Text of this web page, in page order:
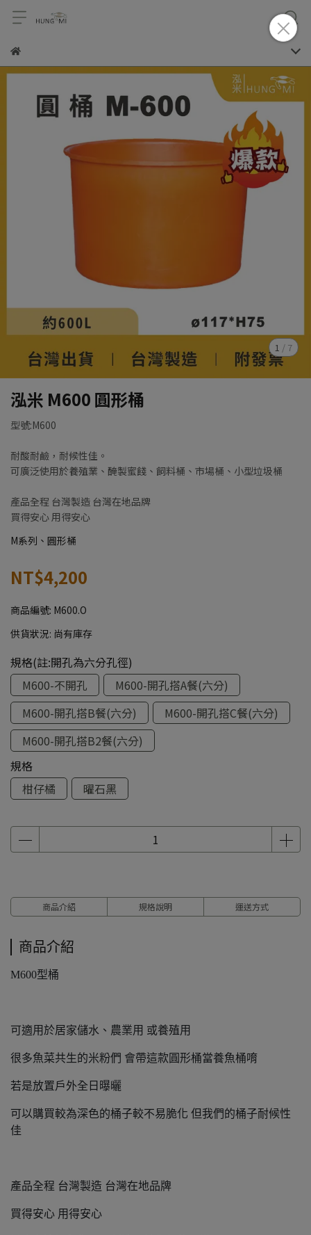
1 / 7
泓米 M600 圓形桶
型號:M600
耐酸耐鹼，耐候性佳。
可廣泛使用於養殖業、醃製蜜餞、飼料桶、市場桶、小型垃圾桶
產品全程 台灣製造 台灣在地品牌
買得安心 用得安心
M系列、圓形桶
NT$4,200
商品編號: M600.O
供貨狀況: 尚有庫存
規格(註:開孔為六分孔徑)
M600-不開孔
M600-開孔搭A餐(六分)
M600-開孔搭B餐(六分)
M600-開孔搭C餐(六分)
M600-開孔搭B2餐(六分)
規格
柑仔橘
曜石黑
商品介紹 規格說明 運送方式
商品介紹
M600型桶
可適用於居家儲水、農業用 或養殖用
很多魚菜共生的米粉們 會帶這款圓形桶當養魚桶唷
若是放置戶外全日曝曬
可以購買較為深色的桶子較不易脆化 但我們的桶子耐候性
佳
產品全程 台灣製造 台灣在地品牌
買得安心 用得安心